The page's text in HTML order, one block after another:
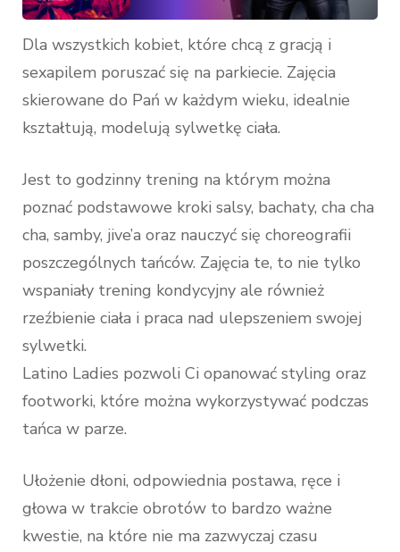
Dla wszystkich kobiet, które chcą z gracją i
sexapilem poruszać się na parkiecie. Zajęcia
skierowane do Pań w każdym wieku, idealnie
kształtują, modelują sylwetkę ciała.
Jest to godzinny trening na którym można
poznać podstawowe kroki salsy, bachaty, cha cha
cha, samby, jive’a oraz nauczyć się choreografii
poszczególnych tańców. Zajęcia te, to nie tylko
wspaniały trening kondycyjny ale również
rzeźbienie ciała i praca nad ulepszeniem swojej
sylwetki.
Latino Ladies pozwoli Ci opanować styling oraz
footworki, które można wykorzystywać podczas
tańca w parze.
Ułożenie dłoni, odpowiednia postawa, ręce i
głowa w trakcie obrotów to bardzo ważne
kwestie, na które nie ma zazwyczaj czasu